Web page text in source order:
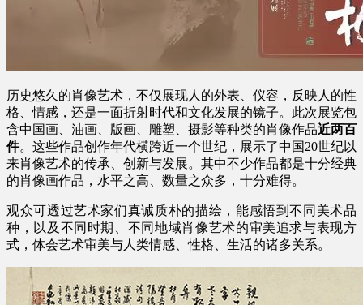
历史悠久的肖像艺术，不仅展现人的外表、仪容，反映人的性
格、情感，还是一面折射时代和文化发展的镜子。此次展览包
含中国画、油画、版画、雕塑、摄影等种类的肖像作品近两百
件。这些作品创作年代横跨近一个世纪，展示了中国20世纪以
来肖像艺术的传承、创新与发展。其中不少作品都是十分经典
的肖像画作品，水平之高、数量之众多，十分难得。
观众可透过艺术家们真诚质朴的描绘，能感悟到不同美术品
种，以及不同时期、不同地域肖像艺术的审美追求与表现方
式，体会艺术审美与人类情感、性格、生活的诸多关系。